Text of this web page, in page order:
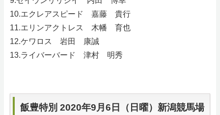
10.エクレアスピード 嘉藤 貴行
11.エリンアクトレス 木幡 育也
12.ケワロス 岩田 康誠
13.ライバーバード 津村 明秀
飯豊特別 2020年9月6日（日曜）新潟競馬場